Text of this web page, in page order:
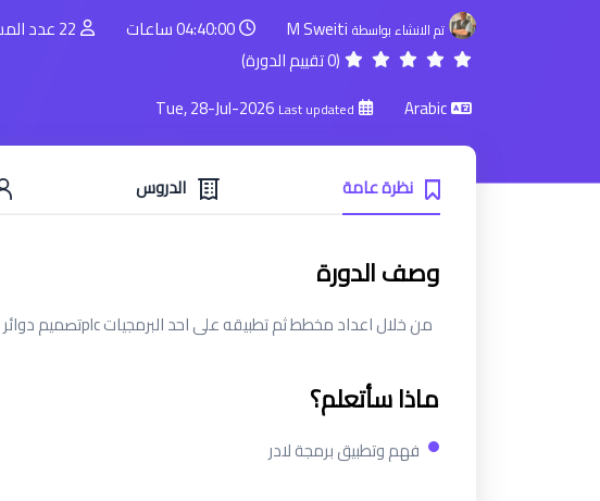
تم الانشاء بواسطة M Sweiti 04:40:00 ساعات
22 عدد المسجلين
(0 تقييم الدورة)
Arabic
Last updated
Tue, 28-Jul-2026
نظرة عامة الدروس
وصف الدورة
من خلال اعداد مخطط ثم تطبيقه على احد البرمجيات plcتصميم دوائر
ماذا سأتعلم؟
فهم وتطبيق برمجة لادر